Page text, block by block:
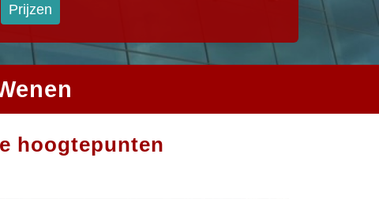
Prijzen
hoogtepunten